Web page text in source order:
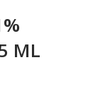
ML